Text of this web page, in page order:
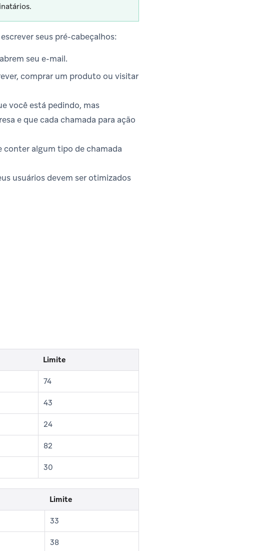
seus pré-cabeçalhos:
seu e-mail.
comprar um produto ou visitar
você está pedindo, mas
e que cada chamada para ação
conter algum tipo de chamada
usuários devem ser otimizados
Limite
74
43
24
82
30
Limite
33
38